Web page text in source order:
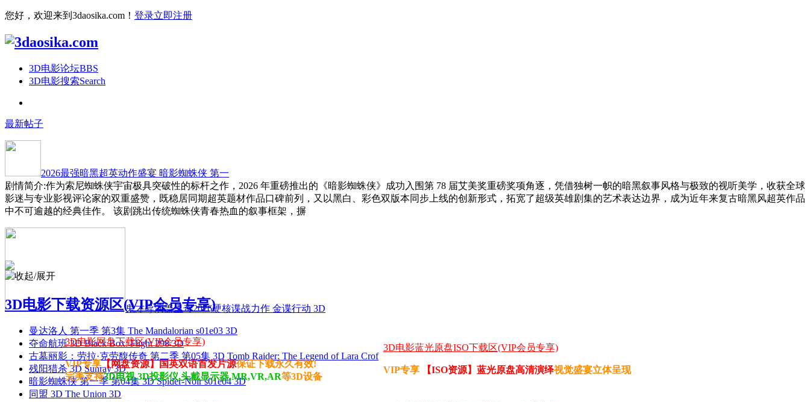
您好，欢迎来到3daosika.com！ 登录立即注册
3D电影论坛BBS
3D电影搜索Search
最新帖子
2026最强暗黑超英动作盛宴 暗影蜘蛛侠 第一
剧情简介:作为索尼蜘蛛侠宇宙极具突破性的标杆之作，2026 年重磅推出的《暗影蜘蛛侠》成功入围第 78 届艾美奖重磅奖项角逐，凭借独树一帜的暗黑叙事风格与极致的视听美学，收获全球
影迷与专业影视评论家的双重盛赞，既稳居同期超英题材作品口碑前列，又以黑白、彩色双版本同步上线的创新形式，拓宽了超级英雄剧集的艺术表达边界，成为近年来复古暗黑风超英作品
中不可逾越的经典佳作。 该剧跳出传统蜘蛛侠青春热血的叙事框架，摒
鬼才导演盖里奇2026硬核谍战力作 金谍行动 3D
曼达洛人 第一季 第3集 The Mandalorian s01e03 3D
夺命航班 3D Black Box: Flight 298 3D
古墓丽影：劳拉·克劳馥传奇 第二季 第05集 3D Tomb Raider: The Legend of Lara Crof
残阳猎杀 3D Sunray 3D
暗影蜘蛛侠 第一季 第04集 3D Spider-Noir s01e04 3D
同盟 3D The Union 3D
3D电影下载资源区(VIP会员专享)
3D电影网盘下载区(VIP会员专享)
VIP专享【网盘资源】国英双语首发片源保证下载永久有效!
完美支持3D电视,3D投影仪,头戴显示器,MR,VR,AR等3D设备
3D电影蓝光原盘ISO下载区(VIP会员专享)
VIP专享 【ISO资源】蓝光原盘高清演绎视觉盛宴立体呈现